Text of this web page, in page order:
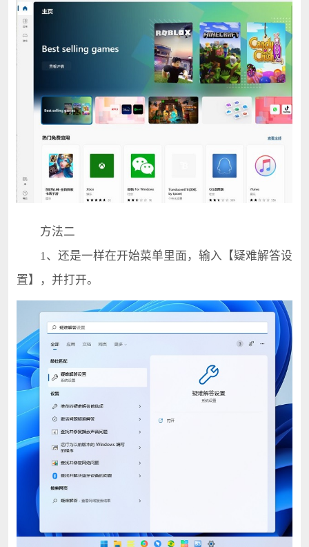
方法二
1、还是一样在开始菜单里面，输入【疑难解答设
置】，并打开。